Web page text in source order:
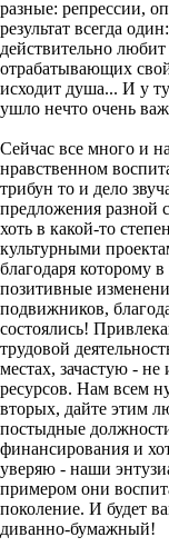
разные: репрессии,
результат всегда
действительно
отрабатывающих
исходит душа... И у
ушло нечто очень
Сейчас все много и
нравственном
трибун то и дело
предложения разной
хоть в какой-то
культурными
благодаря которому
позитивные
подвижников,
состоялись!
трудовой
местах, зачастую -
ресурсов. Нам всем
вторых, дайте этим
постыдные
финансирования и
уверяю - наши
примером они
поколение. И будет
диванно-бумажный!